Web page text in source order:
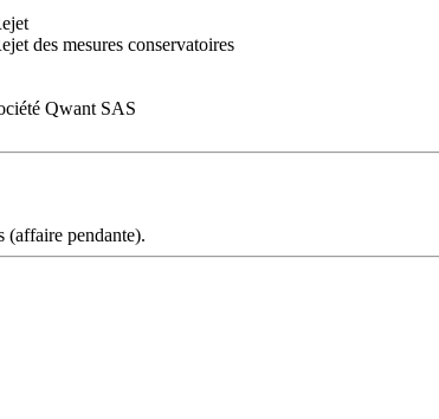
des mesures conservatoires
Qwant SAS
(affaire pendante).